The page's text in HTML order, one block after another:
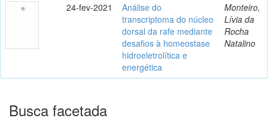
24-fev-2021
Análise do
transcriptoma do núcleo
dorsal da rafe mediante
desafios à homeostase
hidroeletrolítica e
energética
Monteiro,
Lívia da
Rocha
Natalino
Busca facetada